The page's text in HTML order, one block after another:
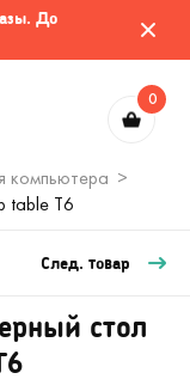
До
0
компьютера
table T6
След. товар
стол